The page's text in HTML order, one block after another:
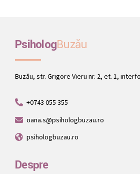
PsihologBuzău
Buzău, str. Grigore Vieru nr. 2, et. 1,
+0743 055 355
oana.s@psihologbuzau.ro
psihologbuzau.ro
Despre